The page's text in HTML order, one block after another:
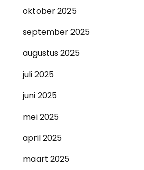
oktober 2025
september 2025
augustus 2025
juli 2025
juni 2025
mei 2025
april 2025
maart 2025